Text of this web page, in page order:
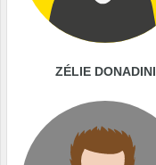
ZÉLIE DONADINI